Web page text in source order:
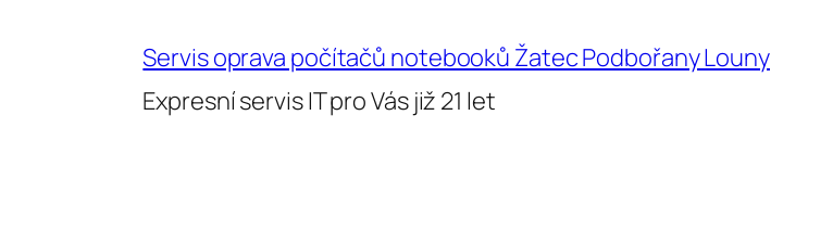
Servis oprava počítačů notebooků Žatec Podbořany Louny
Expresní servis IT pro Vás již 21 let